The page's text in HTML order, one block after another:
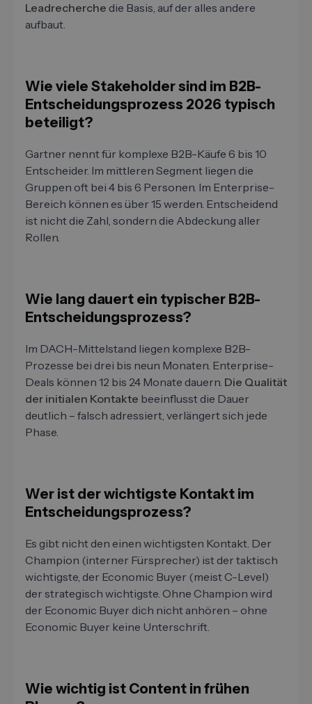
Leadrecherche die Basis, auf der alles andere
aufbaut.
Wie viele Stakeholder sind im B2B-
Entscheidungsprozess 2026 typisch
beteiligt?
Gartner nennt für komplexe B2B-Käufe 6 bis 10
Entscheider. Im mittleren Segment liegen die
Gruppen oft bei 4 bis 6 Personen. Im Enterprise-
Bereich können es über 15 werden. Entscheidend
ist nicht die Zahl, sondern die Abdeckung aller
Rollen.
Wie lang dauert ein typischer B2B-
Entscheidungsprozess?
Im DACH-Mittelstand liegen komplexe B2B-
Prozesse bei drei bis neun Monaten. Enterprise-
Deals können 12 bis 24 Monate dauern. Die Qualität
der initialen Kontakte beeinflusst die Dauer
deutlich – falsch adressiert, verlängert sich jede
Phase.
Wer ist der wichtigste Kontakt im
Entscheidungsprozess?
Es gibt nicht den einen wichtigsten Kontakt. Der
Champion (interner Fürsprecher) ist der taktisch
wichtigste, der Economic Buyer (meist C-Level)
der strategisch wichtigste. Ohne Champion wird
der Economic Buyer dich nicht anhören – ohne
Economic Buyer keine Unterschrift.
Wie wichtig ist Content in frühen